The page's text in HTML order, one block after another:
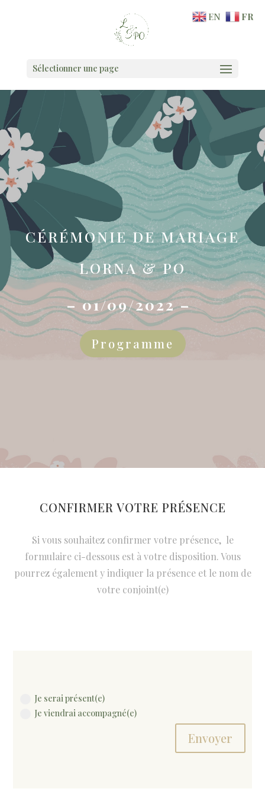
Sélectionner une page
CÉRÉMONIE DE MARIAGE
LORNA & PO
– 01/09/2022 –
Programme
CONFIRMER VOTRE PRÉSENCE
Si vous souhaitez confirmer votre présence, le
formulaire ci-dessous est à votre disposition. Vous
pourrez également y indiquer la présence et le nom de
votre conjoint(e)
Je serai présent(e)
Je viendrai accompagné(e)
Envoyer
EN FR